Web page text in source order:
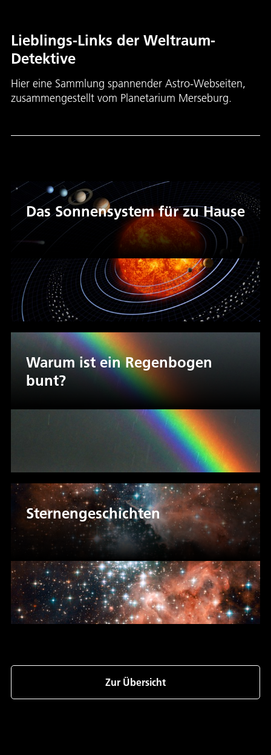
Lieblings-Links der Weltraum-
Detektive
Hier eine Sammlung spannender Astro-Webseiten,
zusammengestellt vom Planetarium Merseburg.
Das Sonnensystem für zu Hause
Warum ist ein Regenbogen
bunt?
Sternengeschichten
Zur Übersicht